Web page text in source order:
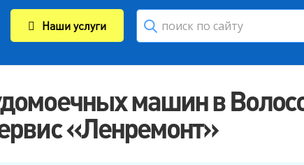
Наши услуги
машин в
«Ленремонт»